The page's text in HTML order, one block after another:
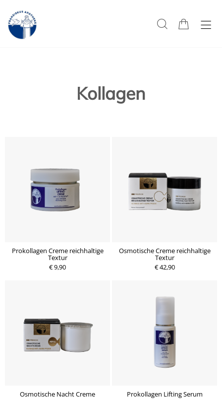
Kollagen
Prokollagen Creme reichhaltige
Textur
€ 9,90
Osmotische Creme reichhaltige
Textur
€ 42,90
Osmotische Nacht Creme
Prokollagen Lifting Serum